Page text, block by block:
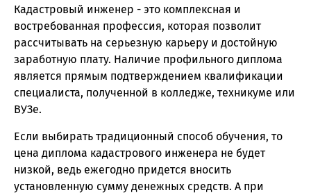
Кадастровый инженер - это комплексная и
востребованная профессия, которая позволит
рассчитывать на серьезную карьеру и достойную
заработную плату. Наличие профильного диплома
является прямым подтверждением квалификации
специалиста, полученной в колледже, техникуме или
ВУЗе.
Если выбирать традиционный способ обучения, то
цена диплома кадастрового инженера не будет
низкой, ведь ежегодно придется вносить
установленную сумму денежных средств. А при